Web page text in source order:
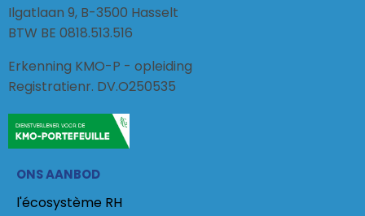
Ilgatlaan 9, B-3500 Hasselt
BTW BE 0818.513.516
Erkenning KMO-P - opleiding
Registratienr. DV.O250535
ONS AANBOD
l'écosystème RH